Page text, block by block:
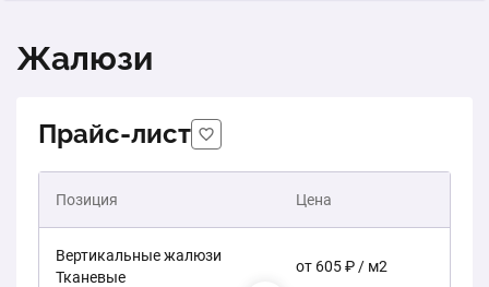
Жалюзи
Прайс-лист
Позиция Цена
Вертикальные жалюзи
Тканевые
от 605 ₽ / м2